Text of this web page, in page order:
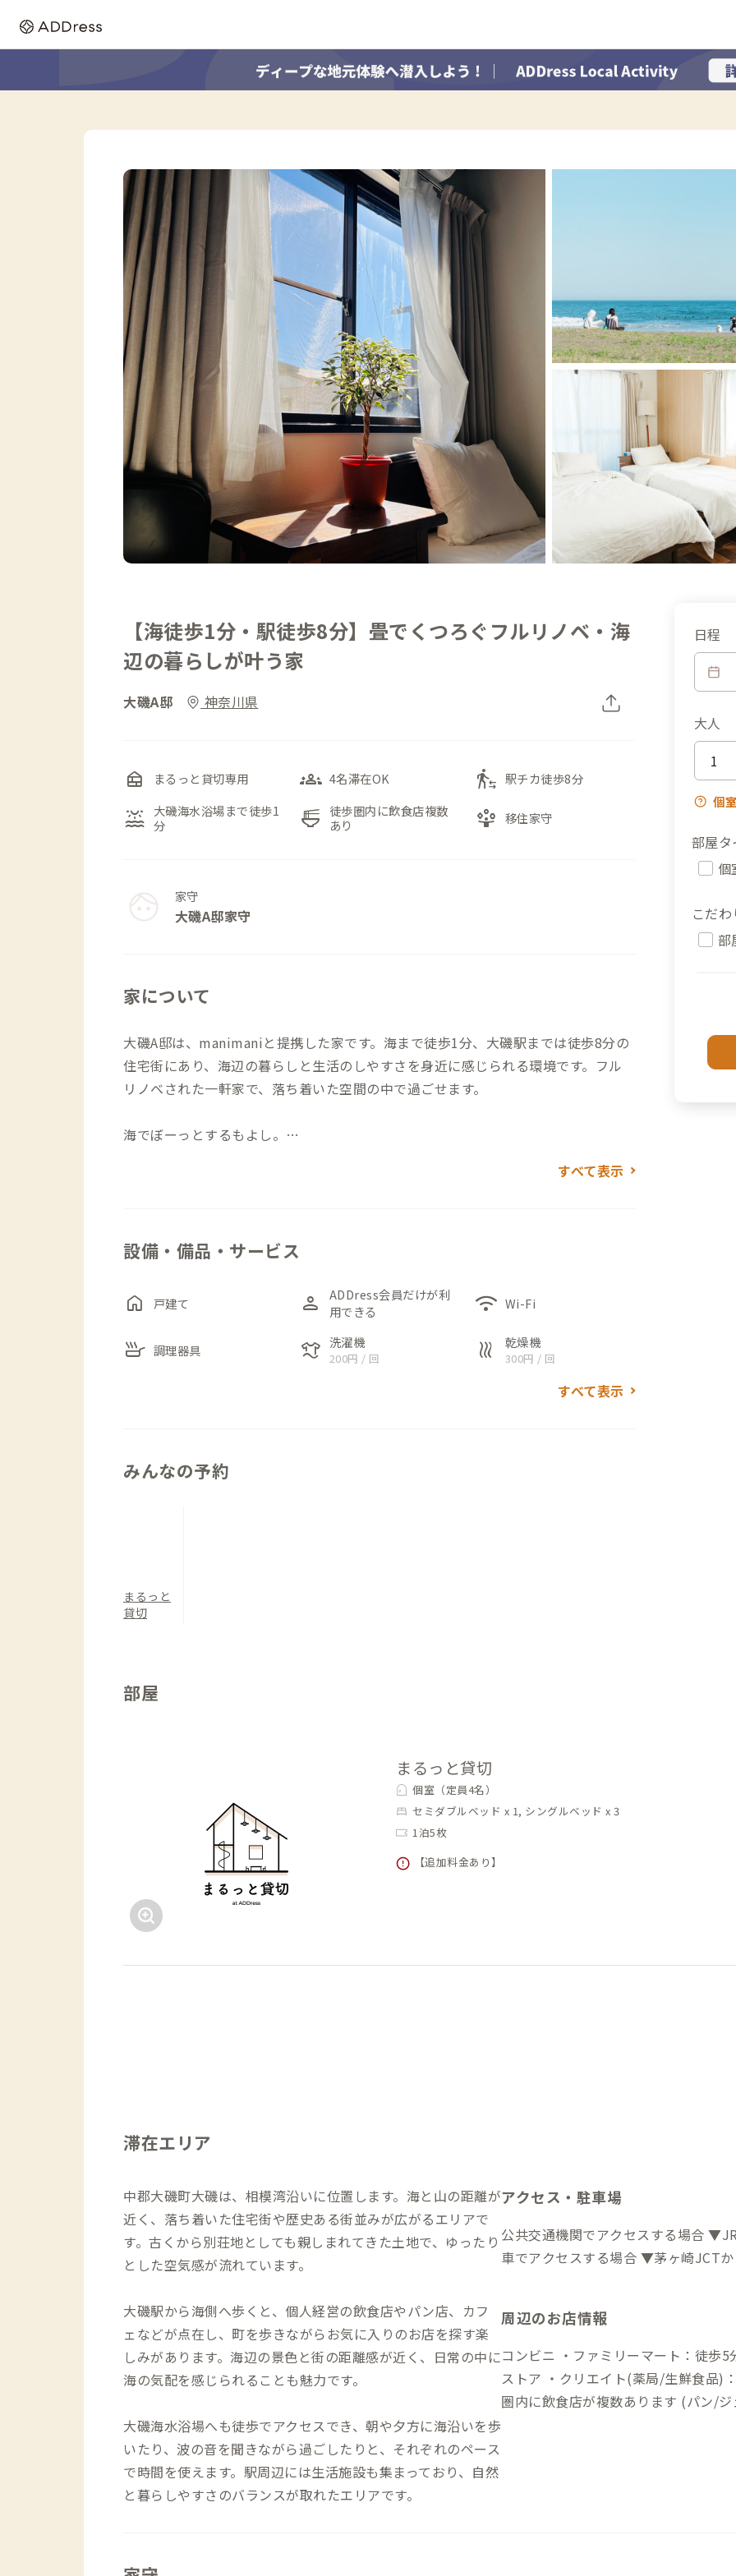
【海徒歩1分・駅徒歩8分】畳でくつろぐフルリノベ・海
辺の暮らしが叶う家
大磯A邸 神奈川県
nest_multi_room まるっと貸切専用 groups_3 4名滞在OK transfer_within_a_station 駅チカ徒歩8分
water_lux 大磯海水浴場まで徒歩1
分
ramen_dining
徒歩圏内に飲食店複数
あり
person_play 移住家守
家守
大磯A邸家守
家について
大磯A邸は、manimaniと提携した家です。海まで徒歩1分、大磯駅までは徒歩8分の
住宅街にあり、海辺の暮らしと生活のしやすさを身近に感じられる環境です。フル
リノベされた一軒家で、落ち着いた空間の中で過ごせます。
海でぼーっとするもよし。
ースで時間を使える空間になっています。2階にはベッドルームが2部屋あり、朝に
ながら海の気配を感じられます。
家具や小物は「ちょっときゅんとする」ものがセレクトされています。キッチンに
は調理器具や食器がそろっており、自炊にも対応しています。徒歩圏内にはパン店
やジェラート店、飲食店、コンビニやドラッグストアもあり、海辺を歩きながら
問題なく自炊ができる程度の調理器具・食器の用意があります。
（洗濯機/洗剤/乾燥機/バスタオル/ヘアドライヤー/ヘアアイロン/歯ブラシ/シャン
プー/リンス/ボディソープ）
すべて表示
設備・備品・サービス
home 戸建て person
ADDress会員だけが利
用できる
wifi Wi-Fi
skillet 調理器具 laundry 洗濯機
200円 / 回 heat 乾燥機
300円 / 回
すべて表示
日程
大人
個
部屋タ
個
こだ
部
みんなの予約
まるっと
貸切
部屋
まるっと貸切
個室（定員4名）
セミダブルベッド x 1, シングルベッド x 3
1泊5枚
【追加料金あり】
滞在エリア
中郡大磯町大磯は、相模湾沿いに位置します。海と山の距離が
近く、落ち着いた住宅街や歴史ある街並みが広がるエリアで
す。古くから別荘地としても親しまれてきた土地で、ゆったり
とした空気感が流れています。
大磯駅から海側へ歩くと、個人経営の飲食店やパン店、カフ
ェなどが点在し、町を歩きながらお気に入りのお店を探す楽
しみがあります。海辺の景色と街の距離感が近く、日常の中に
海の気配を感じられることも魅力です。
大磯海水浴場へも徒歩でアクセスでき、朝や夕方に海沿いを歩
いたり、波の音を聞きながら過ごしたりと、それぞれのペース
で時間を使えます。駅周辺には生活施設も集まっており、自然
と暮らしやすさのバランスが取れたエリアです。
アクセス・駐車場
公共交通機関でアクセスする場合
車でアクセスする場合 ▼茅ヶ崎JCT
周辺のお店情報
コンビニ ・ファミリーマート：徒歩5分 スーパー ・いづ常：徒歩5分 ド
ストア ・クリエイト(薬局/生鮮食品)：徒歩8分 大磯海水浴場
圏内に飲食店が複数あります (パン/